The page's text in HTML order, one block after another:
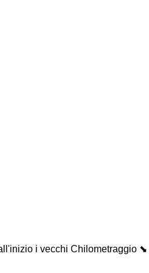
i vecchi Chilometraggio ⬊